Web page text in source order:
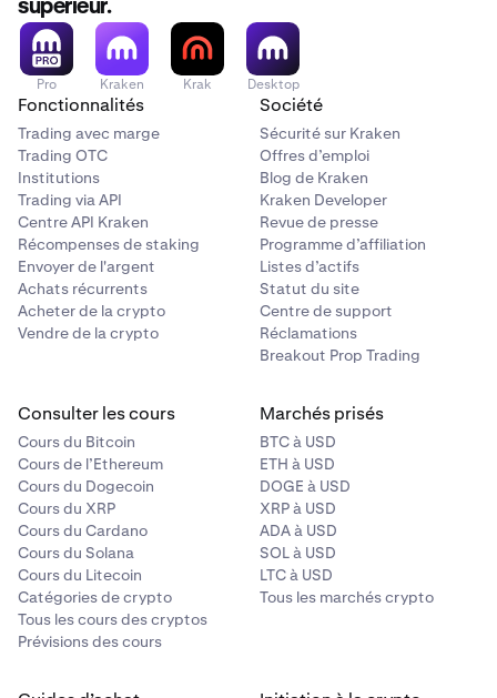
pouvez rechercher des jetons spécifiques, des
portefeuilles connectés, trier par réseau, ou vous
pouvez afficher tous vos jetons sur tous les réseaux.
de ce jeton que vous souhaitez échanger. Vous
pouvez le saisir dans le jeton sélectionné (par
exemple, 0,005 ETH), ou vous pouvez saisir le
montant en USD (par exemple, 10 $). Vous pouvez
basculer entre les méthodes de saisie en cliquant sur
les doubles flèches à côté du prix.
1
Recherchez le jeton que vous souhaitez échanger et
dont vous souhaitez consulter le graphique. La
de recherche est située en haut de chaque page
dans Beholder.
2
Une fois que vous cliquez sur la barre de recherche,
vous pouvez saisir manuellement le nom d'un jeton,
coller l'adresse du contrat d'un jeton ou explorer
notre liste d'actifs sélectionnée.
3
Après avoir trouvé le jeton que vous souhaitez
échanger contre,
cliquez dessus pour ouvrir la page
d'actif. Un formulaire Swap renseignera également
automatiquement ce jeton dans la section
supérieur.
Pro Kraken Krak Desktop
Fonctionnalités
Trading avec marge
Trading OTC
Institutions
Trading via API
Centre API Kraken
Récompenses de staking
Envoyer de l'argent
Achats récurrents
Acheter de la crypto
Vendre de la crypto
Société
Sécurité sur Kraken
Offres d’emploi
Blog de Kraken
Kraken Developer
Revue de presse
Programme d’affiliation
Listes d’actifs
Statut du site
Centre de support
Réclamations
Breakout Prop Trading
Consulter les cours
Cours du Bitcoin
Cours de l’Ethereum
Cours du Dogecoin
Cours du XRP
Cours du Cardano
Cours du Solana
Cours du Litecoin
Catégories de crypto
Tous les cours des cryptos
Prévisions des cours
Marchés prisés
BTC à USD
ETH à USD
DOGE à USD
XRP à USD
ADA à USD
SOL à USD
LTC à USD
Tous les marchés crypto